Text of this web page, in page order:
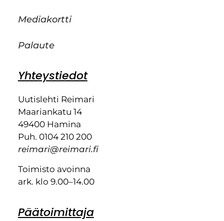
Mediakortti
Palaute
Yhteystiedot
Uutislehti Reimari
Maariankatu 14
49400 Hamina
Puh. 0104 210 200
reimari@reimari.fi
Toimisto avoinna
ark. klo 9.00–14.00
Päätoimittaja